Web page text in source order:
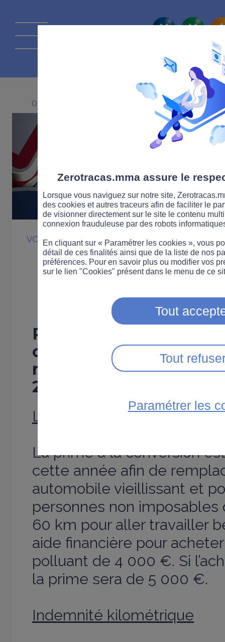
La route
09 JANVIER 2019
VOITURE LÉGISLATION
Les
route pour
Prime à la casse,
contrôle technique…
revient sur les
2019 pour les usagers
La prime à la conversion
La prime à la conversion
cette année afin de
automobile vieillissant et
personnes non
60 km pour aller travailler
aide financière pour
polluant de 4 000 €. Si
la prime sera de 5 000 €.
Indemnité kilométrique
Zerotracas.mma assure le
Lorsque vous naviguez sur notre site,
des cookies et autres traceurs afin de faciliter le
de visionner directement sur le site le contenu
connexion frauduleuse par des robots
En cliquant sur « Paramétrer les cookies », vous
détail de ces finalités ainsi que de la liste de nos
préférences. Pour en savoir plus ou modifier vos
sur le lien "Cookies" présent dans le menu de ce
Tout
Tout
Paramétrer les